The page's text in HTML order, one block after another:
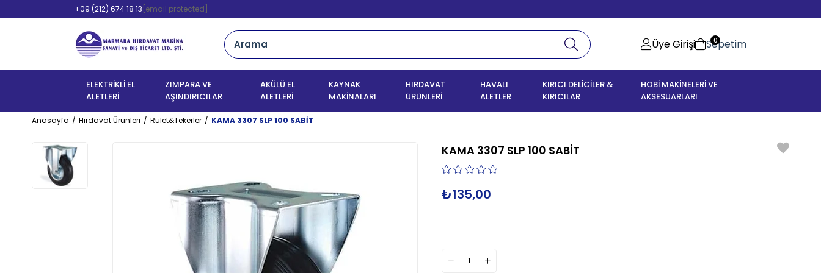
+09 (212) 674 18 13 [email protected]
Üye Girişi Sepetim
0
ELEKTRİKLİ EL
ALETLERİ
ZIMPARA VE
AŞINDIRICILAR
AKÜLÜ EL
ALETLERİ
KAYNAK
MAKİNALARI
HIRDAVAT
ÜRÜNLERİ
HAVALI
ALETLER
KIRICI DELİCİLER &
KIRICILAR
HOBİ MAKİNELERİ VE
AKSESUARLARI
Anasayfa Hırdavat Ürünleri Rulet&Tekerler KAMA 3307 SLP 100 SABİT
KAMA 3307 SLP 100 SABİT
₺135,00